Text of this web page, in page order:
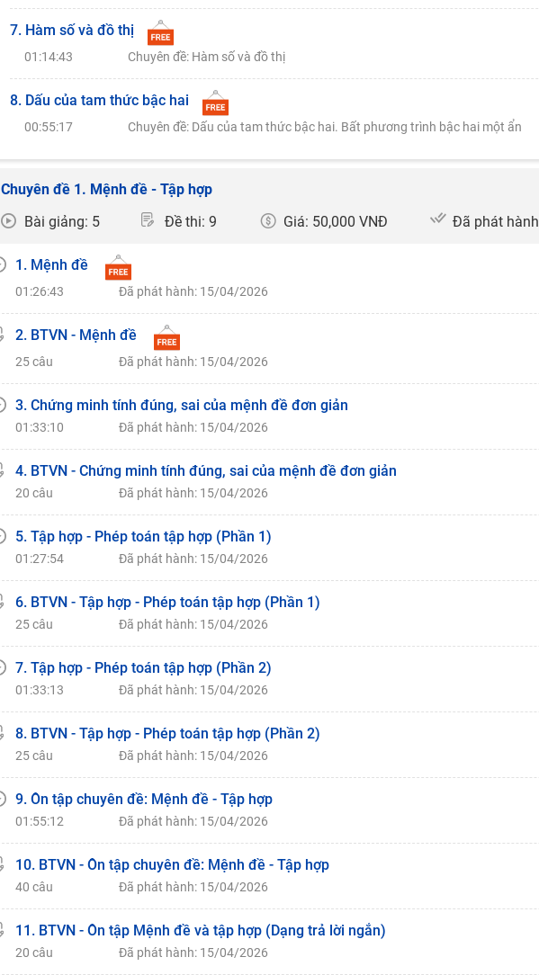
7. Hàm số và đồ thị
01:14:43 Chuyên đề: Hàm số và đồ thị
8. Dấu của tam thức bậc hai
00:55:17 Chuyên đề: Dấu của tam thức bậc hai. Bất phương trình bậc hai một ẩn
Chuyên đề 1. Mệnh đề - Tập hợp
Bài giảng: 5
Đề thi: 9 Giá: 50,000 VNĐ Đã phát hành
1. Mệnh đề
01:26:43 Đã phát hành: 15/04/2026
2. BTVN - Mệnh đề
25 câu Đã phát hành: 15/04/2026
3. Chứng minh tính đúng, sai của mệnh đề đơn giản
01:33:10 Đã phát hành: 15/04/2026
4. BTVN - Chứng minh tính đúng, sai của mệnh đề đơn giản
20 câu Đã phát hành: 15/04/2026
5. Tập hợp - Phép toán tập hợp (Phần 1)
01:27:54 Đã phát hành: 15/04/2026
6. BTVN - Tập hợp - Phép toán tập hợp (Phần 1)
25 câu Đã phát hành: 15/04/2026
7. Tập hợp - Phép toán tập hợp (Phần 2)
01:33:13 Đã phát hành: 15/04/2026
8. BTVN - Tập hợp - Phép toán tập hợp (Phần 2)
25 câu Đã phát hành: 15/04/2026
9. Ôn tập chuyên đề: Mệnh đề - Tập hợp
01:55:12 Đã phát hành: 15/04/2026
10. BTVN - Ôn tập chuyên đề: Mệnh đề - Tập hợp
40 câu Đã phát hành: 15/04/2026
11. BTVN - Ôn tập Mệnh đề và tập hợp (Dạng trả lời ngắn)
20 câu Đã phát hành: 15/04/2026